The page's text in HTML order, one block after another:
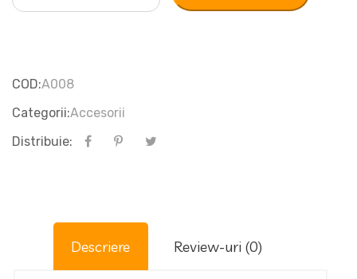
COD:A008
Categorii:Accesorii
Distribuie:
Descriere Review-uri (0)